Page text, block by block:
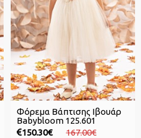
Φόρεμα Βάπτισης Ιβουάρ
Babybloom 125.601
150.30€
167.00€